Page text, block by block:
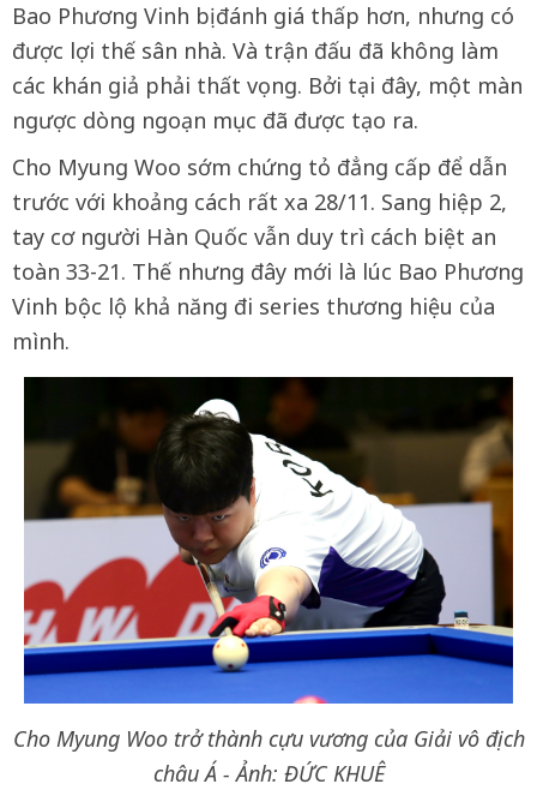
Bao Phương Vinh bị đánh giá thấp hơn, nhưng có
được lợi thế sân nhà. Và trận đấu đã không làm
các khán giả phải thất vọng. Bởi tại đây, một màn
ngược dòng ngoạn mục đã được tạo ra.
Cho Myung Woo sớm chứng tỏ đẳng cấp để dẫn
trước với khoảng cách rất xa 28/11. Sang hiệp 2,
tay cơ người Hàn Quốc vẫn duy trì cách biệt an
toàn 33-21. Thế nhưng đây mới là lúc Bao Phương
Vinh bộc lộ khả năng đi series thương hiệu của
mình.
Cho Myung Woo trở thành cựu vương của Giải vô địch
châu Á - Ảnh: ĐỨC KHUÊ